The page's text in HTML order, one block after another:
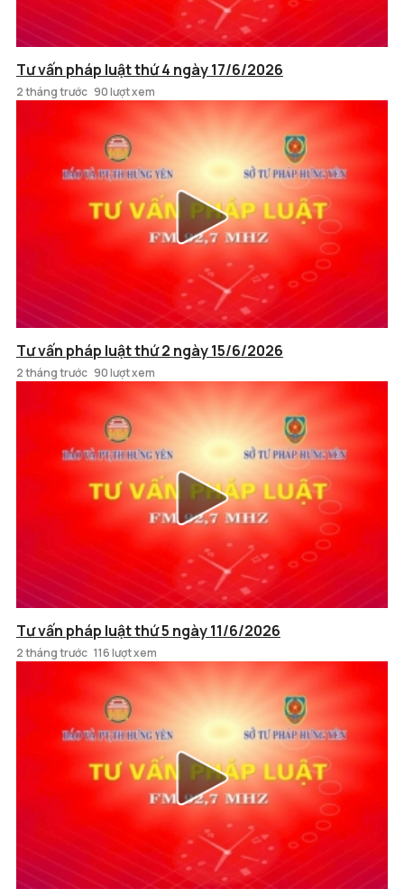
Tư vấn pháp luật thứ 4 ngày 17/6/2026
2 tháng trước 90 lượt xem
Tư vấn pháp luật thứ 2 ngày 15/6/2026
2 tháng trước 90 lượt xem
Tư vấn pháp luật thứ 5 ngày 11/6/2026
2 tháng trước 116 lượt xem